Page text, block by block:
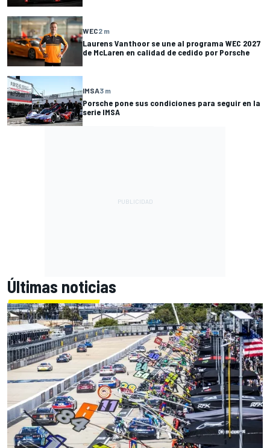
WEC2 m
Laurens Vanthoor se une al programa WEC 2027
de McLaren en calidad de cedido por Porsche
IMSA3 m
Porsche pone sus condiciones para seguir en la
serie IMSA
Últimas noticias